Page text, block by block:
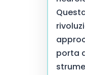
porta